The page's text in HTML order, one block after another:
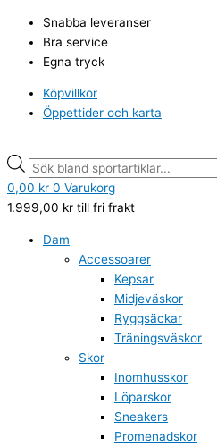
innehåll
Snabba leveranser
Bra service
Egna tryck
Köpvillkor
Öppettider och karta
search
0,00 kr 0 Varukorg
1.999,00 kr till fri frakt
Dam
Accessoarer
Kepsar
Midjeväskor
Ryggsäckar
Träningsväskor
Skor
Inomhusskor
Löparskor
Sneakers
Promenadskor
search
Comfy
slippers
mängd